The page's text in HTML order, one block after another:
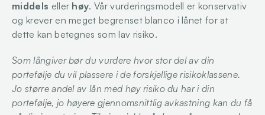
middels eller høy. Vår vurderingsmodell er konservativ
og krever en meget begrenset blanco i lånet for at
dette kan betegnes som lav risiko.
Som långiver bør du vurdere hvor stor del av din
portefølje du vil plassere i de forskjellige risikoklassene.
Jo større andel av lån med høy risiko du har i din
portefølje, jo høyere gjennomsnittlig avkastning kan du få